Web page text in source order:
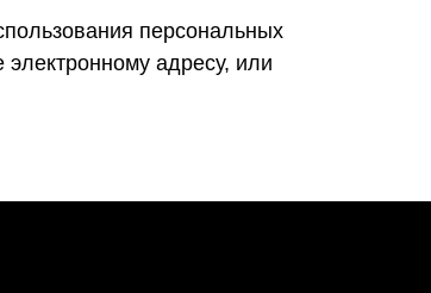
персональных
адресу, или